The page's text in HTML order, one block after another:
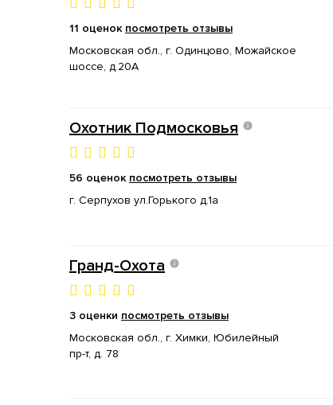
11 оценок посмотреть отзывы
Московская обл., г. Одинцово, Можайское
шоссе, д.20А
Охотник Подмосковья
56 оценок посмотреть отзывы
г. Серпухов ул.Горького д.1а
Гранд-Охота
3 оценки посмотреть отзывы
Московская обл., г. Химки, Юбилейный
пр-т, д. 78